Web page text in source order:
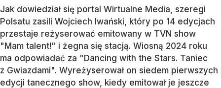
Jak dowiedział się portal Wirtualne Media, szeregi
Polsatu zasili Wojciech Iwański, który po 14 edycjach
przestaje reżyserować emitowany w TVN show
"Mam talent!" i żegna się stacją. Wiosną 2024 roku
ma odpowiadać za "Dancing with the Stars. Taniec
z Gwiazdami". Wyreżyserował on siedem pierwszych
edycji tanecznego show, kiedy emitował je jeszcze